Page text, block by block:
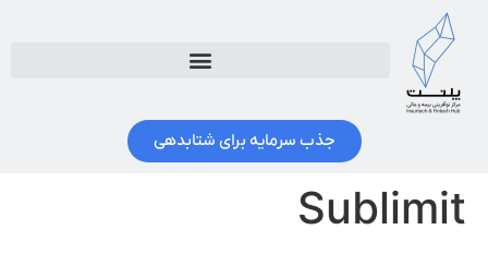
جذب سرمایه برای شتابدهی
Sublimit